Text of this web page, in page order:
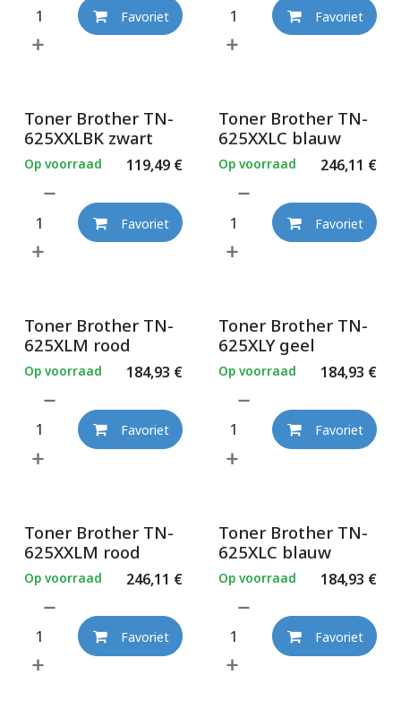
Favoriet Favoriet
Toner Brother TN-
625XXLBK zwart
119,49€
Op voorraad
Favoriet
Toner Brother TN-
625XXLC blauw
246,11 €
Op voorraad
Favoriet
Toner Brother TN-
625XLM rood
184,93 €
Op voorraad
Favoriet
Toner Brother TN-
625XLY geel
184,93 €
Op voorraad
Favoriet
Toner Brother TN-
625XXLM rood
246,11 €
Op voorraad
Favoriet
Toner Brother TN-
625XLC blauw
184,93 €
Op voorraad
Favoriet